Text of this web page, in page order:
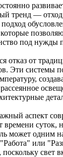
тренд —
под нужды
отказ от
Эти системы
аспект
времени суток,
может одним
или
свет